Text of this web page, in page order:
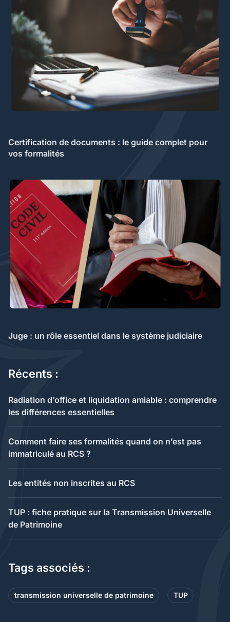
Certification de documents : le guide complet pour
vos formalités
Juge : un rôle essentiel dans le système judiciaire
Récents :
Radiation d’office et liquidation amiable : comprendre
les différences essentielles
Comment faire ses formalités quand on n’est pas
immatriculé au RCS ?
Les entités non inscrites au RCS
TUP : fiche pratique sur la Transmission Universelle
de Patrimoine
Tags associés :
transmission universelle de patrimoine TUP